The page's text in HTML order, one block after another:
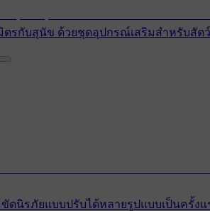
รกับสุนัข ด้วยชุดอุปกรณ์เสริมสําหรับสัตว์
ขัดนิรภัยแบบปรับได้หลายรูปแบบเป็นครั้ง